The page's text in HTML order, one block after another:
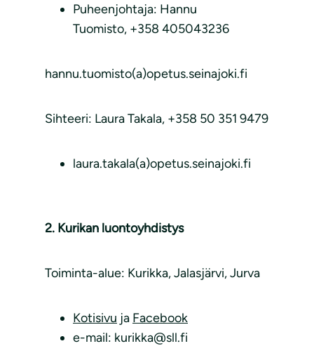
Puheenjohtaja: Hannu
Tuomisto, +358 405043236
hannu.tuomisto(a)opetus.seinajoki.fi
Sihteeri: Laura Takala, +358 50 351 9479
laura.takala(a)opetus.seinajoki.fi
2. Kurikan luontoyhdistys
Toiminta-alue: Kurikka, Jalasjärvi, Jurva
Kotisivu ja Facebook
e-mail: kurikka@sll.fi